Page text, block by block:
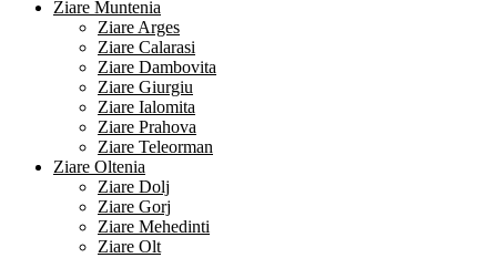
Ziare Muntenia
Ziare Arges
Ziare Calarasi
Ziare Dambovita
Ziare Giurgiu
Ziare Ialomita
Ziare Prahova
Ziare Teleorman
Ziare Oltenia
Ziare Dolj
Ziare Gorj
Ziare Mehedinti
Ziare Olt